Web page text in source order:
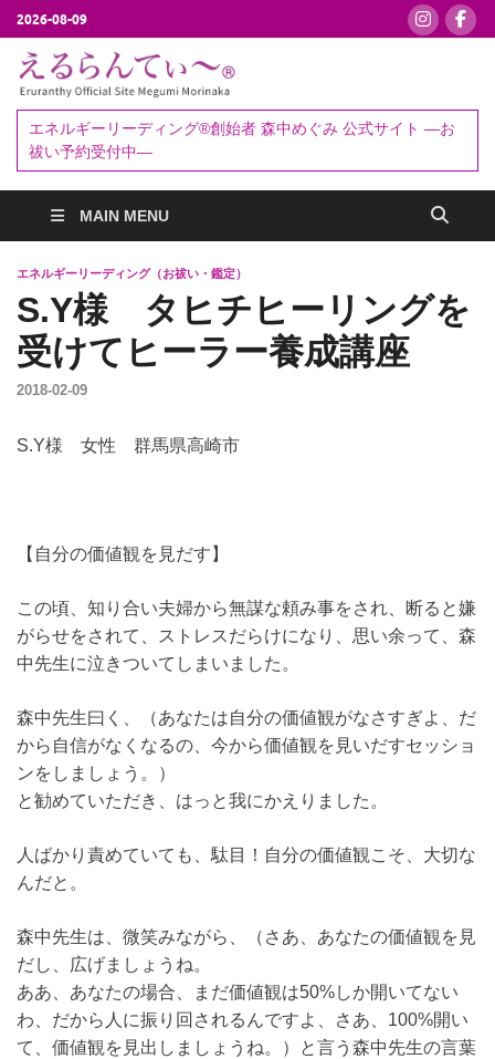
2026-08-09
ぃ～®
予約受付中
エネルギーリーディング®創始者 森中めぐみ 公式サイト ―お
祓い予約受付中―
MAIN MENU
エネルギーリーディング（お祓い・鑑定）
S.Y様 タヒチヒーリングを
受けてヒーラー養成講座
2018-02-09
S.Y様 女性 群馬県高崎市
【自分の価値観を見だす】
この頃、知り合い夫婦から無謀な頼み事をされ、断ると嫌
がらせをされて、ストレスだらけになり、思い余って、森
中先生に泣きついてしまいました。
森中先生曰く、（あなたは自分の価値観がなさすぎよ、だ
から自信がなくなるの、今から価値観を見いだすセッショ
ンをしましょう。）
と勧めていただき、はっと我にかえりました。
人ばかり責めていても、駄目！自分の価値観こそ、大切な
んだと。
森中先生は、微笑みながら、（さあ、あなたの価値観を見
だし、広げましょうね。
ああ、あなたの場合、まだ価値観は50%しか開いてない
わ、だから人に振り回されるんですよ、さあ、100%開い
て、価値観を見出しましょうね。）と言う森中先生の言葉